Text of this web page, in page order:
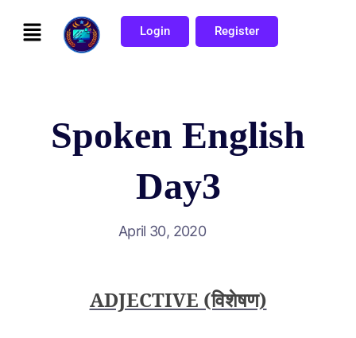
Login Register
Spoken English
Day3
April 30, 2020
ADJECTIVE (विशेषण)